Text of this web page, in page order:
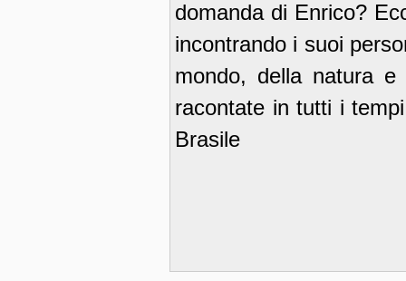
domanda di Enrico?
incontrando i suoi
mondo, della natura
racontate in tutti i
Brasile